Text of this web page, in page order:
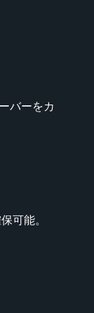
バーをカ
可能。